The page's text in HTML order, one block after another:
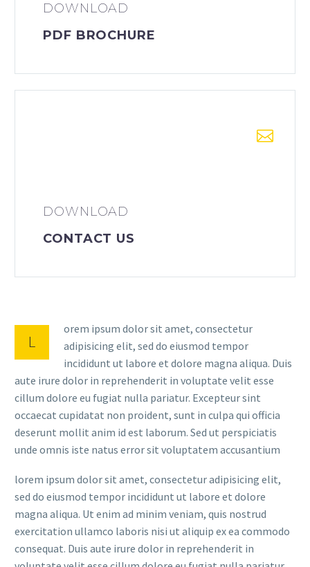
DOWNLOAD
PDF BROCHURE


DOWNLOAD
CONTACT US
L
orem ipsum dolor sit amet, consectetur
adipisicing elit, sed do eiusmod tempor
incididunt ut labore et dolore magna aliqua. Duis
aute irure dolor in reprehenderit in voluptate velit esse
cillum dolore eu fugiat nulla pariatur. Excepteur sint
occaecat cupidatat non proident, sunt in culpa qui officia
deserunt mollit anim id est laborum. Sed ut perspiciatis
unde omnis iste natus error sit voluptatem accusantium
lorem ipsum dolor sit amet, consectetur adipisicing elit,
sed do eiusmod tempor incididunt ut labore et dolore
magna aliqua. Ut enim ad minim veniam, quis nostrud
exercitation ullamco laboris nisi ut aliquip ex ea commodo
consequat. Duis aute irure dolor in reprehenderit in